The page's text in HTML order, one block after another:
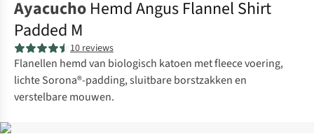
Ayacucho Hemd Angus Flannel Shirt
Padded M
10 reviews
Flanellen hemd van biologisch katoen met fleece voering,
lichte Sorona®-padding, sluitbare borstzakken en
verstelbare mouwen.